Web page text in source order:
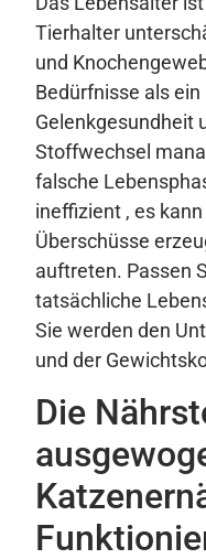
Tierhalter
und
Bedürfnisse als
Gelenkgesundheit
Stoffwechsel
falsche
ineffizient , es
Überschüsse
auftreten. Passen
tatsächliche
Sie werden den
und der
Die